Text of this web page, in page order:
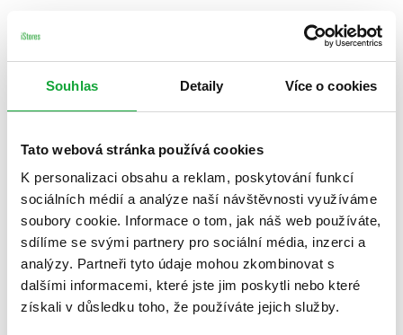
Souhlas Detaily Více o cookies
Tato webová stránka používá cookies
K personalizaci obsahu a reklam, poskytování funkcí
sociálních médií a analýze naší návštěvnosti využíváme
soubory cookie. Informace o tom, jak náš web používáte,
sdílíme se svými partnery pro sociální média, inzerci a
analýzy. Partneři tyto údaje mohou zkombinovat s
dalšími informacemi, které jste jim poskytli nebo které
získali v důsledku toho, že používáte jejich služby.